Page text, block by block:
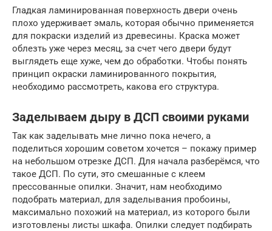
Гладкая ламинированная поверхность двери очень
плохо удерживает эмаль, которая обычно применяется
для покраски изделий из древесины. Краска может
облезть уже через месяц, за счет чего двери будут
выглядеть еще хуже, чем до обработки. Чтобы понять
принцип окраски ламинированного покрытия,
необходимо рассмотреть, какова его структура.
Заделываем дыру в ДСП своими руками
Так как заделывать мне лично пока нечего, а
поделиться хорошим советом хочется – покажу пример
на небольшом отрезке ДСП. Для начала разберёмся, что
такое ДСП. По сути, это смешанные с клеем
прессованные опилки. Значит, нам необходимо
подобрать материал, для заделывания пробоины,
максимально похожий на материал, из которого были
изготовлены листы шкафа. Опилки следует подбирать